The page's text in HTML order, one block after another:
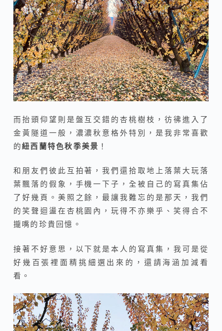
而抬頭仰望則是盤互交錯的杏桃樹枝，彷彿進入了
金黃隧道一般，濃濃秋意格外特別，是我非常喜歡
的紐西蘭特色秋季美景 ！
和朋友們彼此互拍著，我們還拾取地上落葉大玩落
葉飄落的假象，手機一下子，全被自己的寫真集佔
了好幾頁。美照之餘，最讓我難忘的是那天，我們
的笑聲迴盪在杏桃園內，玩得不亦樂乎、笑得合不
攏嘴的珍貴回憶。
接著不好意思，以下就是本人的寫真集，我可是從
好幾百張裡面精挑細選出來的，還請海涵加減看
看。